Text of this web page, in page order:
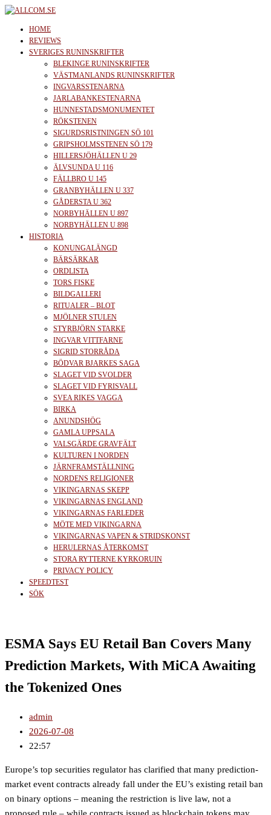
Skip
content
allcom.se
News | Reviews | History
HOME
REVIEWS
SVERIGES RUNINSKRIFTER
BLEKINGE RUNINSKRIFTER
VÄSTMANLANDS RUNINSKRIFTER
INGVARSSTENARNA
JARLABANKESTENARNA
HUNNESTADSMONUMENTET
RÖKSTENEN
SIGURDSRISTNINGEN SÖ 101
GRIPSHOLMSSTENEN SÖ 179
HILLERSJÖHÄLLEN U 29
ÄLVSUNDA U 116
FÄLLBRO U 145
GRANBYHÄLLEN U 337
GÅDERSTA U 362
NORBYHÄLLEN U 897
NORBYHÄLLEN U 898
HISTORIA
KONUNGALÄNGD
BÄRSÄRKAR
ORDLISTA
TORS FISKE
BILDGALLERI
RITUALER – BLOT
MJÖLNER STULEN
STYRBJÖRN STARKE
INGVAR VITTFARNE
SIGRID STORRÅDA
BÖDVAR BJARKES SAGA
SLAGET VID SVOLDER
SLAGET VID FYRISVALL
SVEA RIKES VAGGA
BIRKA
ANUNDSHÖG
GAMLA UPPSALA
VALSGÄRDE GRAVFÄLT
KULTUREN I NORDEN
JÄRNFRAMSTÄLLNING
NORDENS RELIGIONER
VIKINGARNAS SKEPP
VIKINGARNAS ENGLAND
VIKINGARNAS FARLEDER
MÖTE MED VIKINGARNA
VIKINGARNAS VAPEN & STRIDSKONST
HERULERNAS ÅTERKOMST
STORA RYTTERNE KYRKORUIN
PRIVACY POLICY
SPEEDTEST
SÖK
ESMA Says EU Retail Ban Covers Many
Prediction Markets, With MiCA Awaiting
the Tokenized Ones
admin
2026-07-08
22:57
Europe’s top securities regulator has clarified that many prediction-
market event contracts already fall under the EU’s existing retail ban
on binary options – meaning the restriction is live law, not a